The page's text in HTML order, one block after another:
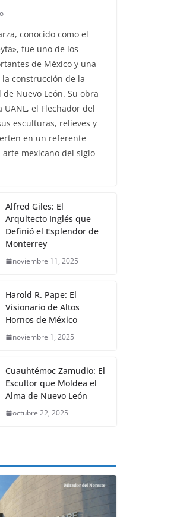
conocido como el
fue uno de los
de México y una
construcción de la
Nuevo León. Su obra
el Flechador del
esculturas, relieves y
en un referente
mexicano del siglo
Alfred Giles: El
Arquitecto Inglés que
Definió el Esplendor de
Monterrey
noviembre 11, 2025
Harold R. Pape: El
Visionario de Altos
Hornos de México
noviembre 1, 2025
Cuauhtémoc Zamudio: El
Escultor que Moldea el
Alma de Nuevo León
octubre 22, 2025